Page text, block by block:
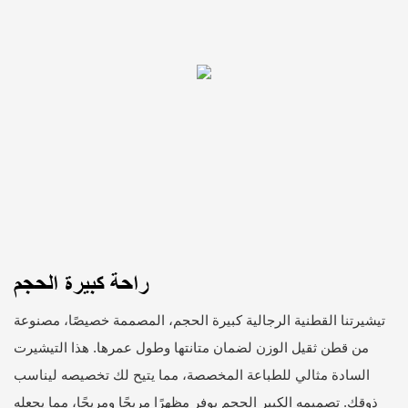
راحة كبيرة الحجم
تيشيرتنا القطنية الرجالية كبيرة الحجم، المصممة خصيصًا، مصنوعة
من قطن ثقيل الوزن لضمان متانتها وطول عمرها. هذا التيشيرت
السادة مثالي للطباعة المخصصة، مما يتيح لك تخصيصه ليناسب
ذوقك. تصميمه الكبير الحجم يوفر مظهرًا مريحًا ومريحًا، مما يجعله